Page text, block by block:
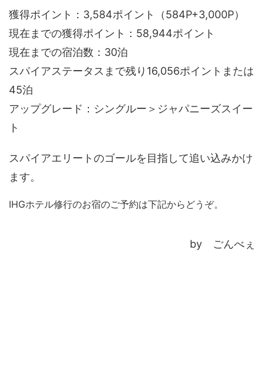
獲得ポイント：3,584ポイント（584P+3,000P）
現在までの獲得ポイント：58,944ポイント
現在までの宿泊数：30泊
スパイアステータスまで残り16,056ポイントまたは
45泊
アップグレード：シングルー＞ジャパニーズスイー
ト
スパイアエリートのゴールを目指して追い込みかけ
ます。
IHGホテル修行のお宿のご予約は下記からどうぞ。
by ごんべぇ